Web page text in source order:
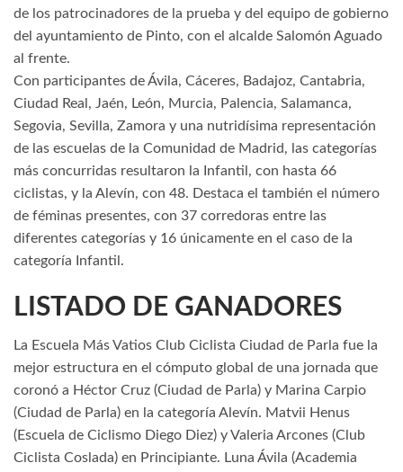
de los patrocinadores de la prueba y del equipo de gobierno
del ayuntamiento de Pinto, con el alcalde Salomón Aguado
al frente.
Con participantes de Ávila, Cáceres, Badajoz, Cantabria,
Ciudad Real, Jaén, León, Murcia, Palencia, Salamanca,
Segovia, Sevilla, Zamora y una nutridísima representación
de las escuelas de la Comunidad de Madrid, las categorías
más concurridas resultaron la Infantil, con hasta 66
ciclistas, y la Alevín, con 48. Destaca el también el número
de féminas presentes, con 37 corredoras entre las
diferentes categorías y 16 únicamente en el caso de la
categoría Infantil.
LISTADO DE GANADORES
La Escuela Más Vatios Club Ciclista Ciudad de Parla fue la
mejor estructura en el cómputo global de una jornada que
coronó a Héctor Cruz (Ciudad de Parla) y Marina Carpio
(Ciudad de Parla) en la categoría Alevín. Matvii Henus
(Escuela de Ciclismo Diego Diez) y Valeria Arcones (Club
Ciclista Coslada) en Principiante. Luna Ávila (Academia